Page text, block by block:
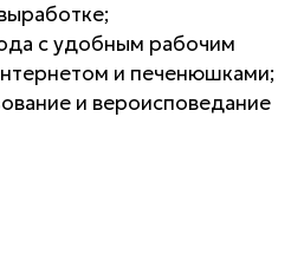
с удобным рабочим
и печенюшками;
и вероисповедание